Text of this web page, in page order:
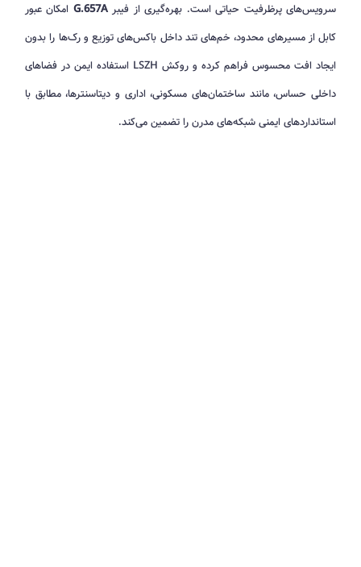
سرویس‌های پرظرفیت حیاتی است. بهره‌گیری از فیبرG.657A امکان عبور
کابل از مسیرهای محدود، خم‌های تند داخل باکس‌های توزیع و رک‌ها را بدون
ایجاد افت محسوس فراهم کرده و روکش LSZH استفاده ایمن در فضاهای
داخلی حساس، مانند ساختمان‌های مسکونی، اداری و دیتاسنترها، مطابق با
استانداردهای ایمنی شبکه‌های مدرن را تضمین می‌کند.